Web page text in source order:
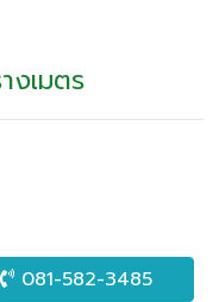
งเมตร
081-582-3485